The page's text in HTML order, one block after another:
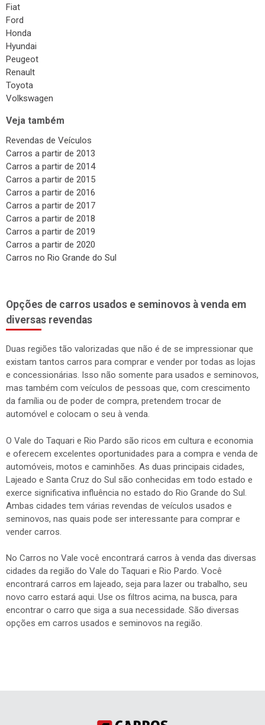
Surdinas
Bombas Injetoras
Gás Veicular
Fiat
Ford
Honda
Hyundai
Peugeot
Renault
Toyota
Volkswagen
Veja também
Revendas de Veículos
Carros a partir de 2013
Carros a partir de 2014
Carros a partir de 2015
Carros a partir de 2016
Carros a partir de 2017
Carros a partir de 2018
Carros a partir de 2019
Carros a partir de 2020
Carros no Rio Grande do Sul
Opções de carros usados e seminovos à venda em
diversas revendas
Duas regiões tão valorizadas que não é de se impressionar que
existam tantos carros para comprar e vender por todas as lojas
e concessionárias. Isso não somente para usados e seminovos,
mas também com veículos de pessoas que, com crescimento
da família ou de poder de compra, pretendem trocar de
automóvel e colocam o seu à venda.
O Vale do Taquari e Rio Pardo são ricos em cultura e economia
e oferecem excelentes oportunidades para a compra e venda de
automóveis, motos e caminhões. As duas principais cidades,
Lajeado e Santa Cruz do Sul são conhecidas em todo estado e
exerce significativa influência no estado do Rio Grande do Sul.
Ambas cidades tem várias revendas de veículos usados e
seminovos, nas quais pode ser interessante para comprar e
vender carros.
No Carros no Vale você encontrará carros à venda das diversas
cidades da região do Vale do Taquari e Rio Pardo. Você
encontrará carros em lajeado, seja para lazer ou trabalho, seu
novo carro estará aqui. Use os filtros acima, na busca, para
encontrar o carro que siga a sua necessidade. São diversas
opções em carros usados e seminovos na região.